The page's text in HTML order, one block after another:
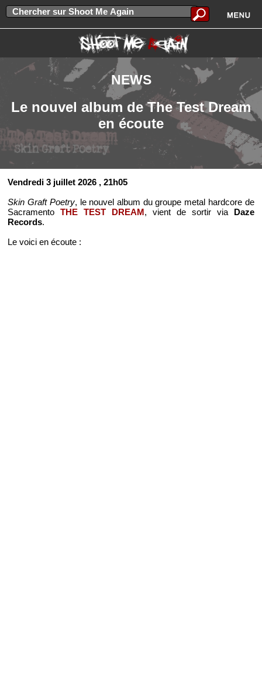
NEWS
Le nouvel album de The Test Dream
en écoute
Vendredi 3 juillet 2026 , 21h05
Skin Graft Poetry, le nouvel album du groupe metal hardcore de
SacramentoTHE TEST DREAM, vient de sortir via Daze
Records.
Le voici en écoute :